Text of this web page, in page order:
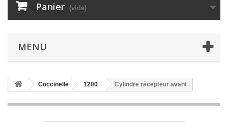
Panier (vide)
MENU
Coccinelle 1200 Cylindre récepteur avant